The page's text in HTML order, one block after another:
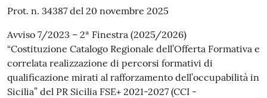
Testo
della
notizia
Prot. n. 34387 del 20 novembre 2025
Avviso 7/2023 – 2ª Finestra (2025/2026)
“Costituzione Catalogo Regionale dell’Offerta Formativa e
correlata realizzazione di percorsi formativi di
qualificazione mirati al rafforzamento dell’occupabilità in
Sicilia” del PR Sicilia FSE+ 2021-2027 (CCI -